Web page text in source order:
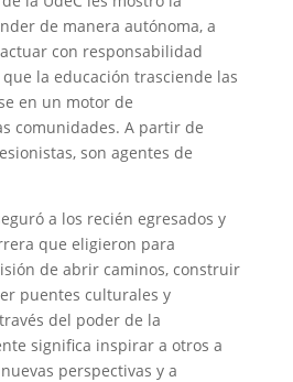
de manera autónoma, a
con responsabilidad
la educación trasciende las
en un motor de
comunidades. A partir de
son agentes de
a los recién egresados y
que eligieron para
de abrir caminos, construir
puentes culturales y
del poder de la
significa inspirar a otros a
perspectivas y a